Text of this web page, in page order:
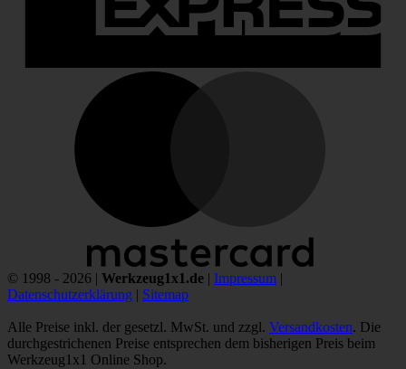
© 1998 - 2026 | Werkzeug1x1.de | Impressum |
Datenschutzerklärung | Sitemap
Alle Preise inkl. der gesetzl. MwSt. und zzgl. Versandkosten. Die
durchgestrichenen Preise entsprechen dem bisherigen Preis beim
Werkzeug1x1 Online Shop.